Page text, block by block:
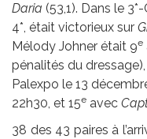
Daria (53,1). Dans le
4*, était victorieux sur
Mélody Johner était 9e
pénalités du
Palexpo le 13
22h30, et 15e avec
38 des 43 paires à